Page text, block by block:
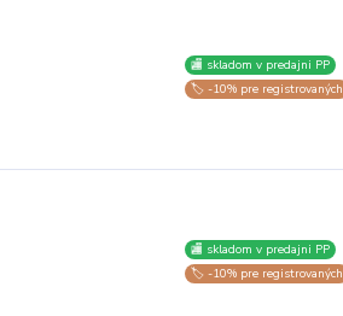
🏬 skladom v predajni PP
🏷️ -10% pre registrovaných
🏬 skladom v predajni PP
🏷️ -10% pre registrovaných